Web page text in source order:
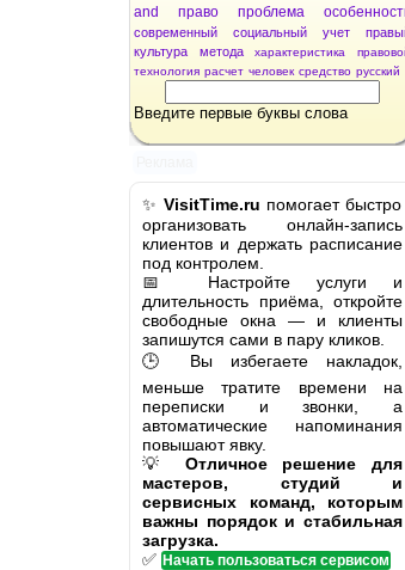
and
право проблема
современный социальный учет
культура
метода характеристика
технология расчет человек средство русский
Введите первые буквы слова
✨ VisitTime.ru помогает быстро
организовать онлайн-запись
клиентов и держать расписание
под контролем.
📅 Настройте услуги и
длительность приёма, откройте
свободные окна — и клиенты
запишутся сами в пару кликов.
🕒 Вы избегаете накладок,
меньше тратите времени на
переписки и звонки, а
автоматические напоминания
повышают явку.
💡 Отличное решение для
мастеров, студий и
сервисных команд, которым
важны порядок и стабильная
загрузка.
✅ Начать пользоваться сервисом